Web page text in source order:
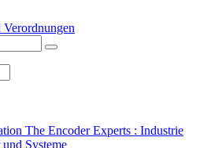
The Encoder Experts : Industrie
Systeme